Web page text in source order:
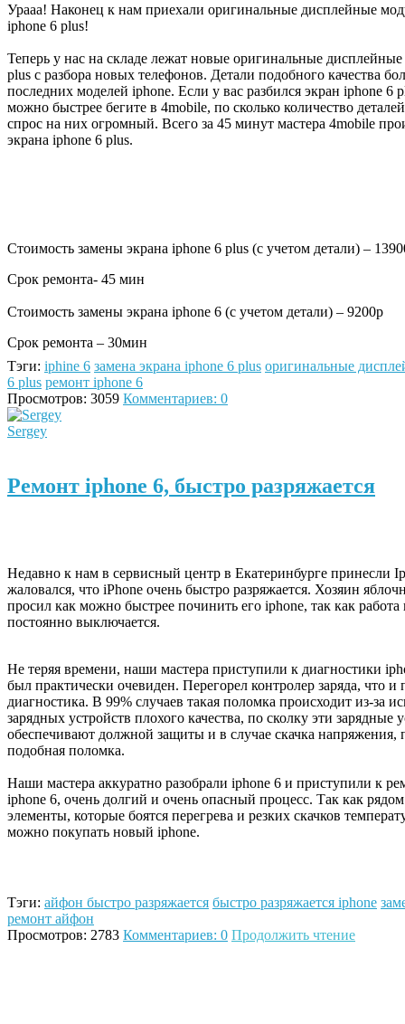
Урааа! Наконец к нам приехали оригинальные дисплейные
iphone 6 plus!
Теперь у нас на складе лежат новые оригинальные
plus с разбора новых телефонов. Детали подобного качества
последних моделей iphone. Если у вас разбился экран iphone 6
можно быстрее бегите в 4mobile, по сколько количество
спрос на них огромный. Всего за 45 минут мастера 4mobile
экрана iphone 6 plus.
Стоимость замены экрана iphone 6 plus (с учетом
Срок ремонта- 45 мин
Стоимость замены экрана iphone 6 (с учетом детали) – 9200р
Срок ремонта –
Тэги: iphine 6 замена экрана iphone 6 plus оригинальные
6 plus ремонт iphone 6
Просмотров: 3059 Комментариев: 0
Sergey
Ремонт iphone 6, быстро разряжается
Недавно к нам в сервисный центр в Екатеринбурге принесли
жаловался, что iPhone очень быстро разряжается. Хозяин
просил как можно быстрее починить его iphone, так как работа
постоянно выключается.
Не теряя времени, наши мастера приступили к диагностики
был практически очевиден. Перегорел контролер заряда, что и
диагностика. В 99% случаев такая поломка происходит из-за
зарядных устройств плохого качества, по сколку эти зарядные
обеспечивают должной защиты и в случае скачка напряжения,
подобная поломка.
Наши мастера аккуратно разобрали iphone 6 и приступили к
iphone 6, очень долгий и очень опасный процесс. Так как
элементы, которые боятся перегрева и резких скачков
можно покупать новый iphone.
Тэги: айфон быстро разряжается быстро разряжается iphone
ремонт айфон
Просмотров: 2783 Комментариев: 0 Продолжить чтение